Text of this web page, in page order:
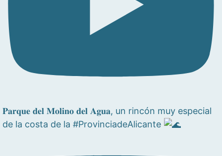
𝐏𝐚𝐫𝐪𝐮𝐞 𝐝𝐞𝐥 𝐌𝐨𝐥𝐢𝐧𝐨 𝐝𝐞𝐥 𝐀𝐠𝐮𝐚, un rincón muy especial
de la costa de la #ProvinciadeAlicante